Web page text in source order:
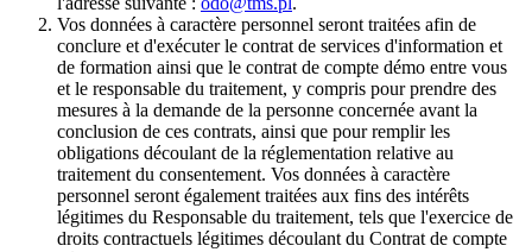
Vos données à caractère personnel seront traitées afin de
conclure et d'exécuter le contrat de services d'information et
de formation ainsi que le contrat de compte démo entre vous
et le responsable du traitement, y compris pour prendre des
mesures à la demande de la personne concernée avant la
conclusion de ces contrats, ainsi que pour remplir les
obligations découlant de la réglementation relative au
traitement du consentement. Vos données à caractère
personnel seront également traitées aux fins des intérêts
légitimes du Responsable du traitement, tels que l'exercice de
droits contractuels légitimes découlant du Contrat de compte